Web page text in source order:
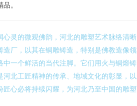
。
灵的微观佛韵，河北的雕塑艺术脉络清
厂，以其在铜雕铸造，特别是佛教造像
一个鲜活的当代注脚。它们用火与铜熔铸
北工匠精神的传承、地域文化的彰显，
心必将持续闪耀，为河北乃至中国的雕